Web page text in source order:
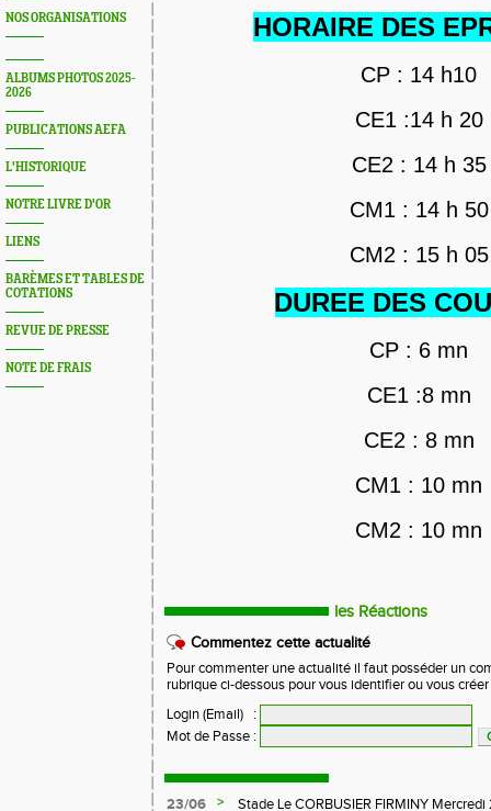
NOS ORGANISATIONS
ALBUMS PHOTOS 2025-
2026
PUBLICATIONS AEFA
L'HISTORIQUE
NOTRE LIVRE D'OR
LIENS
BARÈMES ET TABLES DE
COTATIONS
REVUE DE PRESSE
NOTE DE FRAIS
HORAIRE DES
CP : 14 h10
CE1 :14 h 20
CE2 : 14 h 35
CM1 : 14 h 50
CM2 : 15 h 05
DUREE DES
CP : 6 mn
CE1 :8 mn
CE2 : 8 mn
CM1 : 10 mn
CM2 : 10 mn
les Réactions
Commentez cette actualité
Pour commenter une actualité il faut posséder un
rubrique ci-dessous pour vous identifier ou vous
Login (Email)
:
Mot de Passe :
23/06 >
Stade Le CORBUSIER FIRMINY